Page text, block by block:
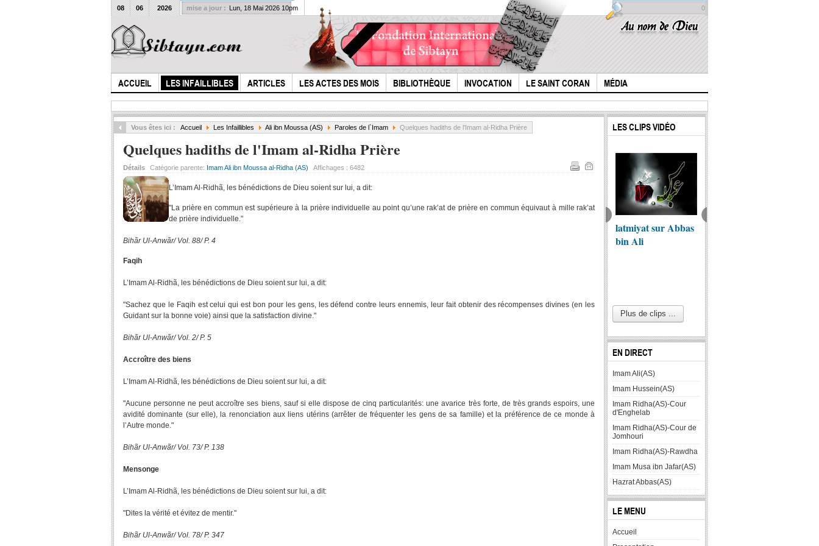
ACCUEIL LES INFAILLIBLES ARTICLES LES ACTES DES MOIS BIBLIOTHÈQUE INVOCATION LE SAINT CORAN MÉDIA
08 06 2026 mise a jour : Lun, 18 Mai 2026 10pm 0
Vous êtes ici : Accueil Les Infaillibles Ali ibn Moussa (AS) Paroles de l`Imam Quelques hadiths de l'Imam al-Ridha Prière
Quelques hadiths de l'Imam al-Ridha Prière
Détails Catégorie parente: Imam Ali ibn Moussa al-Ridha (AS) Affichages : 6482
L’Imam Al-Ridhã, les bénédictions de Dieu soient sur lui, a dit:
"La prière en commun est supérieure à la prière individuelle au point qu’une rak’at de prière en commun équivaut à mille rak’at
de prière individuelle."
Bihãr Ul-Anwãr/ Vol. 88/ P. 4
Faqih
L’Imam Al-Ridhã, les bénédictions de Dieu soient sur lui, a dit:
"Sachez que le Faqih est celui qui est bon pour les gens, les défend contre leurs ennemis, leur fait obtenir des récompenses divines (en les
Guidant sur la bonne voie) ainsi que la satisfaction divine."
Bihãr Ul-Anwãr/ Vol. 2/ P. 5
Accroître des biens
L’Imam Al-Ridhã, les bénédictions de Dieu soient sur lui, a dit:
"Aucune personne ne peut accroître ses biens, sauf si elle dispose de cinq particularités: une avarice très forte, de très grands espoirs, une
avidité dominante (sur elle), la renonciation aux liens utérins (arrêter de fréquenter les gens de sa famille) et la préférence de ce monde à
l’Autre monde."
Bihãr Ul-Anwãr/ Vol. 73/ P. 138
Mensonge
L’Imam Al-Ridhã, les bénédictions de Dieu soient sur lui, a dit:
"Dites la vérité et évitez de mentir."
Bihãr Ul-Anwãr/ Vol. 78/ P. 347
LES CLIPS VIDÉO
latmiyat sur Abbas
bin Ali
Dieu a-t-il créé le
mal?
Plus de clips ...
EN DIRECT
Imam Ali(AS)
Imam Hussein(AS)
Imam Ridha(AS)-Cour
d'Enghelab
Imam Ridha(AS)-Cour de
Jomhouri
Imam Ridha(AS)-Rawdha
Imam Musa ibn Jafar(AS)
Hazrat Abbas(AS)
LE MENU
Accueil